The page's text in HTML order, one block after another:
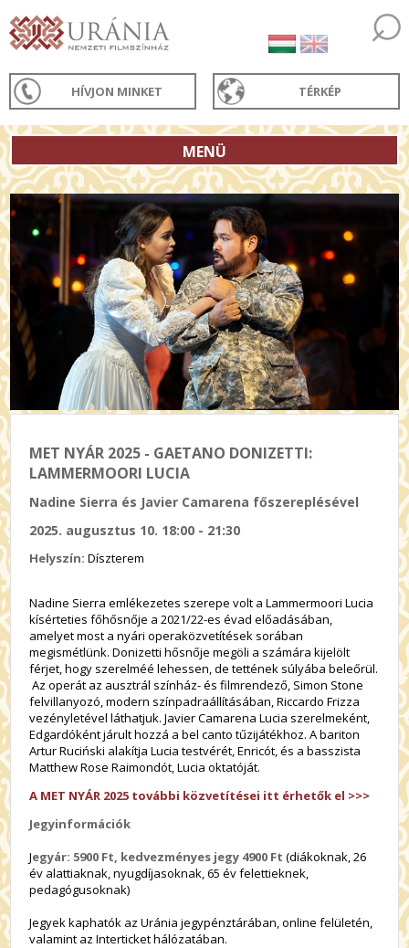
HÍVJON MINKET TÉRKÉP
MENÜ
MET NYÁR 2025 - GAETANO DONIZETTI:
LAMMERMOORI LUCIA
Nadine Sierra és Javier Camarena főszereplésével
2025. augusztus 10. 18:00 - 21:30
Helyszín:Díszterem
Nadine Sierra emlékezetes szerepe volt a Lammermoori Lucia
kísérteties főhősnője a 2021/22-es évad előadásában,
amelyet most a nyári operaközvetítések sorában
megismétlünk. Donizetti hősnője megöli a számára kijelölt
férjet, hogy szerelméé lehessen, de tettének súlyába beleőrül.
Az operát az ausztrál színház- és filmrendező, Simon Stone
felvillanyozó, modern színpadraállításában, Riccardo Frizza
vezényletével láthatjuk. Javier Camarena Lucia szerelmeként,
Edgardóként járult hozzá a bel canto tűzijátékhoz. A bariton
Artur Ruciński alakítja Lucia testvérét, Enricót, és a basszista
Matthew Rose Raimondót, Lucia oktatóját.
A MET NYÁR 2025 további közvetítései itt érhetők el >>>
Jegyinformációk
Jegyár: 5900 Ft, kedvezményes jegy 4900 Ft (diákoknak, 26
év alattiaknak, nyugdíjasoknak, 65 év felettieknek,
pedagógusoknak)
Jegyek kaphatók az Uránia jegypénztárában, online felületén,
valamint az Interticket hálózatában.